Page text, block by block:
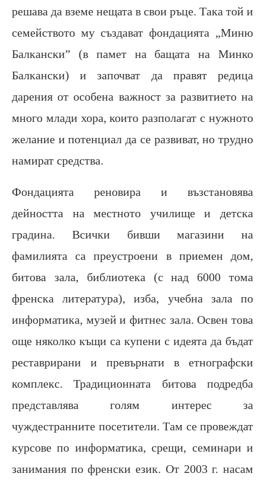
решава да вземе нещата в свои ръце. Така той и
семейството му създават фондацията „Миню
Балкански” (в памет на бащата на Минко
Балкански) и започват да правят редица
дарения от особена важност за развитието на
много млади хора, които разполагат с нужното
желание и потенциал да се развиват, но трудно
намират средства.
Фондацията реновира и възстановява
дейността на местното училище и детска
градина. Всички бивши магазини на
фамилията са преустроени в приемен дом,
битова зала, библиотека (с над 6000 тома
френска литература), изба, учебна зала по
информатика, музей и фитнес зала. Освен това
още няколко къщи са купени с идеята да бъдат
реставрирани и превърнати в етнографски
комплекс. Традиционната битова подредба
представлява голям интерес за
чуждестранните посетители. Там се провеждат
курсове по информатика, срещи, семинари и
занимания по френски език. От 2003 г. насам